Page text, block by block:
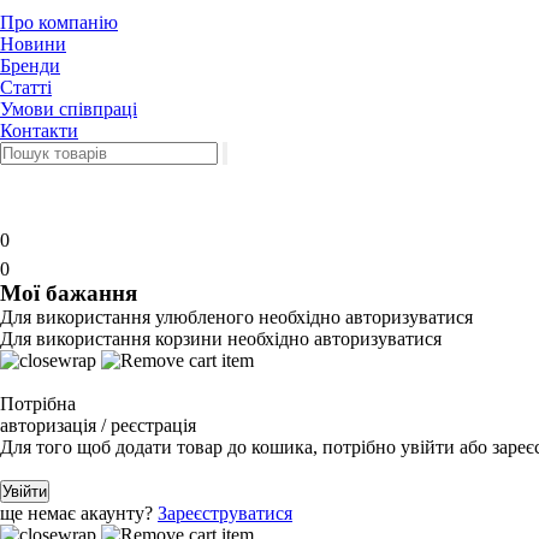
Про компанію
Новини
Бренди
Статті
Умови співпраці
Контакти
0
0
Мої бажання
Для використання улюбленого необхідно авторизуватися
Для використання корзини необхідно авторизуватися
Потрібна
авторизація / реєстрація
Для того щоб додати товар до кошика, потрібно увійти або
Увійти
ще немає акаунту? Зареєструватися